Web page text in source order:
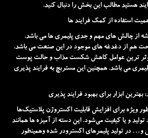
هستید مطالب این بخش را دنبال کنید.
استفاده از کمک فرایند ها
از چالش های مهم و جدی پلیمری ها می باشد.
هم از دغدغه های موجود در این صنعت می باشد.
ترین عوامل کاهش شکست مذاب و حالت پوست
می باشد. همچنین این مستربچ به فرایند پذیری
ابزار برای بهبود فرایند پذیری
ویژه برای افزایش قابلیت اکستروژن پلاستیک‌ها
و یا کیفیت می‌شود. این دسته از آمیزه ها همانند
و… در تولید پلیمرهای اکسترودر شده وهمینطور